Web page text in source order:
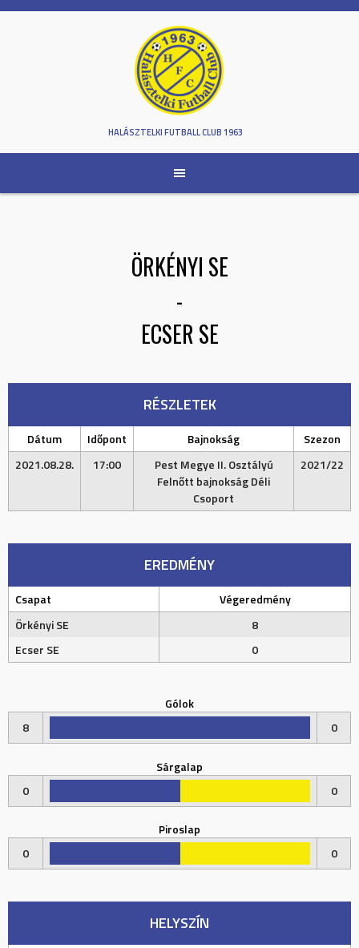
Skip
HALÁSZTELKI FUTBALL CLUB 1963
ÖRKÉNYI SE
-
ECSER SE
RÉSZLETEK
Dátum Időpont Bajnokság
Szezon
2021.08.28.
17:00
Pest Megye II. Osztályú
Felnőtt bajnokság Déli
Csoport
2021/22
EREDMÉNY
Csapat
Végeredmény
Örkényi SE
8
Ecser SE
0
Gólok
8
0
Sárgalap
0
0
Piroslap
0
0
HELYSZÍN